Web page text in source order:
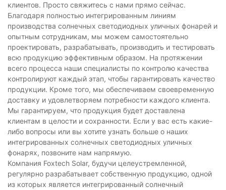
клиентов. Просто свяжитесь с нами прямо сейчас.
Благодаря полностью интегрированным линиям
производства солнечных светодиодных уличных фонарей и
опытным сотрудникам, мы можем самостоятельно
проектировать, разрабатывать, производить и тестировать
всю продукцию эффективным образом. На протяжении
всего процесса наши специалисты по контролю качества
контролируют каждый этап, чтобы гарантировать качество
продукции. Кроме того, мы обеспечиваем своевременную
доставку и удовлетворяем потребности каждого клиента.
Мы гарантируем, что продукция будет доставлена ​​
клиентам в целости и сохранности. Если у вас есть какие-
либо вопросы или вы хотите узнать больше о наших
интегрированных солнечных светодиодных уличных
фонарях, позвоните нам напрямую.
Компания Foxtech Solar, будучи целеустремленной,
регулярно разрабатывает собственную продукцию, одной
из которых является интегрированный солнечный